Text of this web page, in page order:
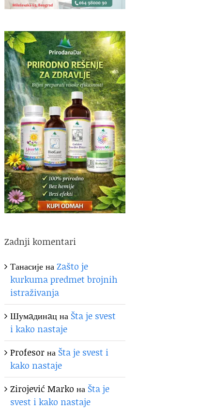
Zadnji komentari
ТанасијенаZašto je
kurkuma predmet brojnih
istraživanja
Шумaдинaцна Šta je svest
i kako nastaje
Profesorна Šta je svest i
kako nastaje
Zirojević Marko на Šta je
svest i kako nastaje